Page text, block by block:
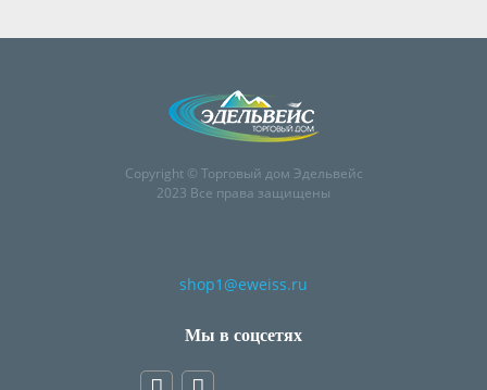
DIN 580
Copyright © Торговый дом Эдельвейс
2023 Все права защищены
shop1@eweiss.ru
Мы в соцсетях